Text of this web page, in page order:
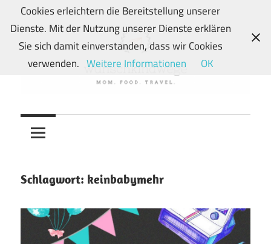
Zum
Inhalt
springen
wunschkindwege
Wunschkindern
und
Mein
Food-
Schlagwort: keinbabymehr
Cookies erleichtern die Bereitstellung unserer
Dienste. Mit der Nutzung unserer Dienste erklären
Sie sich damit einverstanden, dass wir Cookies
verwenden. Weitere Informationen OK